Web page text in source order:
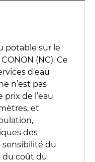
potable sur le
(NC). Ce
d’eau
n’est pas
de l’eau
et
des
sensibilité du
du coût du